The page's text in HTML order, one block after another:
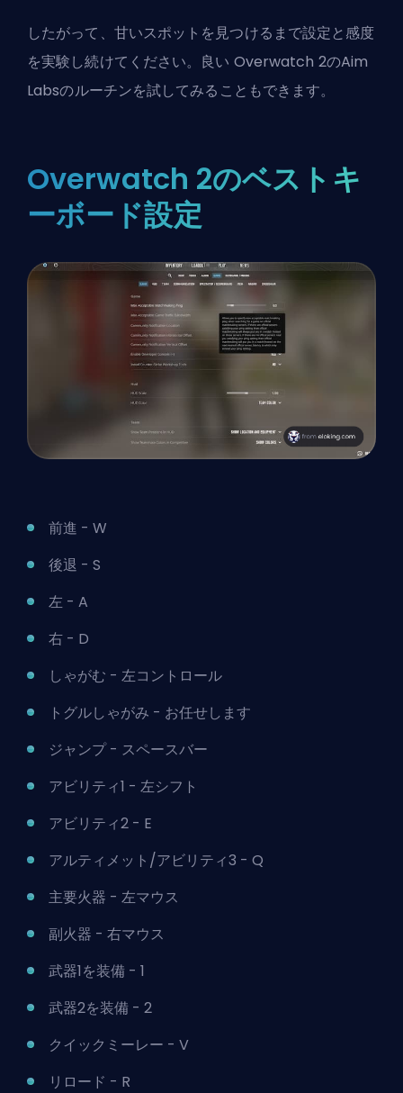
したがって、甘いスポットを見つけるまで設定と感度
を実験し続けてください。良い Overwatch 2のAim
Labsのルーチンを試してみることもできます。
Overwatch 2のベストキ
ーボード設定
前進 - W
後退 - S
左 - A
右 - D
しゃがむ - 左コントロール
トグルしゃがみ - お任せします
ジャンプ - スペースバー
アビリティ1 - 左シフト
アビリティ2 - E
アルティメット/アビリティ3 - Q
主要火器 - 左マウス
副火器 - 右マウス
武器1を装備 - 1
武器2を装備 - 2
クイックミーレー - V
リロード - R